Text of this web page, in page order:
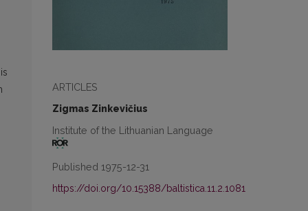
ARTICLES
Zigmas Zinkevičius
Institute of the Lithuanian Language
Published 1975-12-31
https://doi.org/10.15388/baltistica.11.2.1081